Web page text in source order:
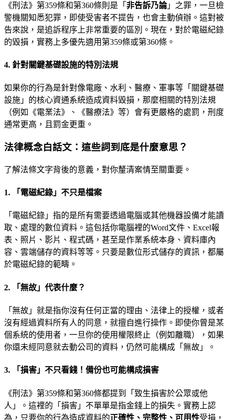
《刑法》第359條和第360條則是「 非告訴乃論」之罪，一旦檢
警機關知悉犯罪，即使受害者不提告，也會主動偵辦。這對被
告來說，是追訴程序上非常重要的區別。現在，對於電磁紀錄
的毀損，實務上多優先適用第359條或第360條。
4. 針對關鍵基礎設施的特別法規
如果你的行為是針對像電廠、水利、醫療、軍事等「關鍵基礎
設施」的核心資通系統造成資料毀損，那麼相關的特別法規
（例如《電業法》、《醫療法》等）會有更嚴格的處罰，刑度
通常更高，且罰金更重。
法律概念白話文：這些詞到底是什麼意思？
了解法條文字背後的意義，對你釐清案情至關重要。
1. 「電磁紀錄」不只是檔案
「電磁紀錄」指的是所有需要透過電腦或其他機器設備才能讀
取、處理的數位資料。這包括你電腦裡的Word文件、Excel報
表、照片、影片、程式碼，甚至是作業系統本身、資料庫內
容、雲端儲存的資料等等。只要是數位形式儲存的資訊，都屬
於電磁紀錄的範疇。
2. 「無故」代表什麼？
「無故」就是指你沒有任何正當的理由、法律上的授權，或者
沒有經過資料所有人的同意，就擅自進行操作。即使你曾是某
個系統的使用者，一旦你的使用權限終止（例如離職），如果
你還未經同意就去動公司的資料，仍然可能構成「無故」。
3. 「損害」不只看錢！備份也可能構成損害
《刑法》第359條和第360條都提到「致生損害於公眾或他
人」。這裡的「損害」不單單是指金錢上的損失。實務上認
為，只要你的行為造成資料的正確性、完整性、可用性受損，